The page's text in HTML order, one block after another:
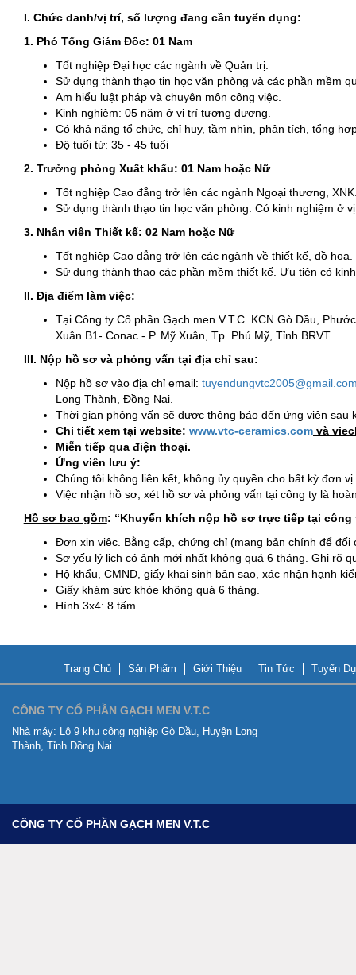
I. Chức danh/vị trí, số lượng đang cần tuyển dụng:
1. Phó Tổng Giám Đốc: 01 Nam
Tốt nghiệp Đại học các ngành về Quản trị.
Sử dụng thành thạo tin học văn phòng và các phần mềm
Am hiểu luật pháp và chuyên môn công việc.
Kinh nghiệm: 05 năm ở vị trí tương đương.
Có khả năng tổ chức, chỉ huy, tầm nhìn, phân tích, tổng
Độ tuổi từ: 35 - 45 tuổi
2. Trưởng phòng Xuất khẩu: 01 Nam hoặc Nữ
Tốt nghiệp Cao đẳng trở lên các ngành Ngoại thương,
Sử dụng thành thạo tin học văn phòng. Có kinh nghiệm ở
3. Nhân viên Thiết kế: 02 Nam hoặc Nữ
Tốt nghiệp Cao đẳng trở lên các ngành về thiết kế, đồ
Sử dụng thành thạo các phần mềm thiết kế. Ưu tiên có
II. Địa điểm làm việc:
Tại Công ty Cổ phần Gạch men V.T.C. KCN Gò Dầu,
Xuân B1- Conac - P. Mỹ Xuân, Tp. Phú Mỹ, Tỉnh BRVT.
III. Nộp hồ sơ và phỏng vấn tại địa chỉ sau:
Nộp hồ sơ vào địa chỉ email:
Long Thành, Đồng Nai.
Thời gian phỏng vấn sẽ được thông báo đến ứng viên sau
Chi tiết xem tại website: www.vtc-ceramics.com và
Miễn tiếp qua điện thoại.
Ứng viên lưu ý:
Chúng tôi không liên kết, không ủy quyền cho bất kỳ đơn
Việc nhận hồ sơ, xét hồ sơ và phỏng vấn tại công ty là
Hồ sơ bao gồm: “Khuyến khích nộp hồ sơ trực tiếp tại công
Đơn xin việc. Bằng cấp, chứng chỉ (mang bản chính để đối
Sơ yếu lý lịch có ảnh mới nhất không quá 6 tháng. Ghi rõ
Hộ khẩu, CMND, giấy khai sinh bản sao, xác nhận hạnh
Giấy khám sức khỏe không quá 6 tháng.
Hình 3x4: 8 tấm.
Trang Chủ Sản Phẩm Giới Thiệu Tin Tức Tuyển
CÔNG TY CỔ PHẦN GẠCH MEN V.T.C
Nhà máy: Lô 9 khu công nghiệp Gò Dầu, Huyện Long
Thành, Tỉnh Đồng Nai.
CÔNG TY CỔ PHẦN GẠCH MEN V.T.C